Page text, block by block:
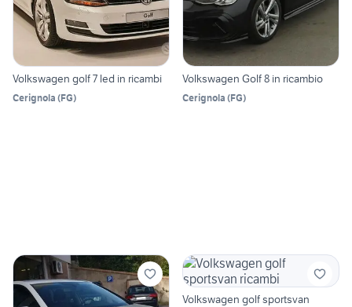
Volkswagen golf 7 led in ricambi
Cerignola (FG)
Volkswagen Golf 8 in ricambio
Cerignola (FG)
Volkswagen golf sportsvan